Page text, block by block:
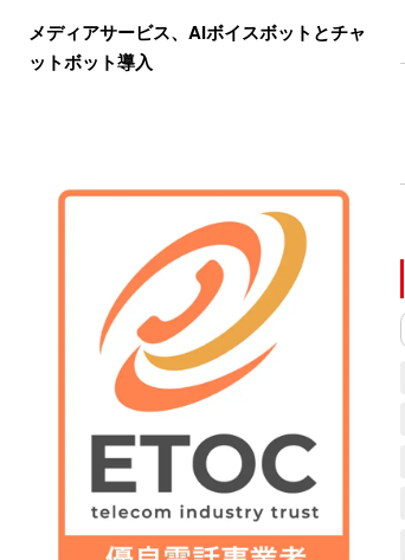
メディアサービス、AIボイスボットとチャ
ットボット導入